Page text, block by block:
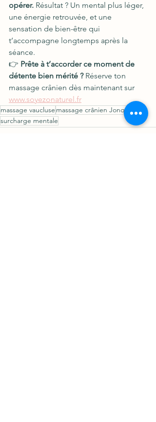
opérer. Résultat ? Un mental plus léger,
une énergie retrouvée, et une
sensation de bien-être qui
t’accompagne longtemps après la
séance.
👉 Prête à t’accorder ce moment de
détente bien mérité ? Réserve ton
massage crânien dès maintenant sur
www.soyezonaturel.fr
massage vaucluse massage crânien Jonquières
surcharge mentale